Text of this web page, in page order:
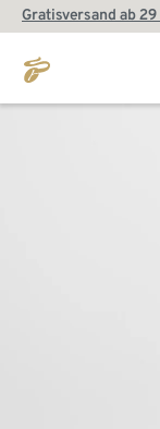
Gratisversand ab